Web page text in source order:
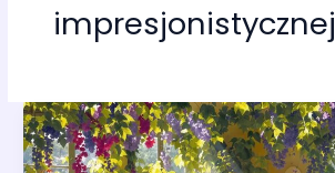
impresjonistycznej